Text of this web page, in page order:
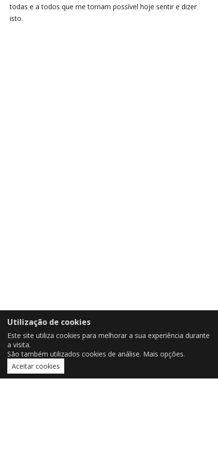
todas e a todos que me tornam possível hoje sentir e dizer
isto.
Utilização de cookies
Este site utiliza cookies para melhorar a sua experiência durante
a visita.
São também utilizados cookies de análise. Mais opções.
Aceitar cookies